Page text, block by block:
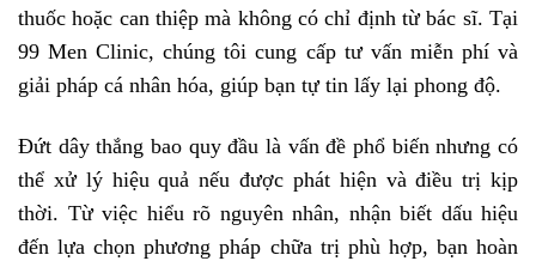
thuốc hoặc can thiệp mà không có chỉ định từ bác sĩ. Tại
99 Men Clinic, chúng tôi cung cấp tư vấn miễn phí và
giải pháp cá nhân hóa, giúp bạn tự tin lấy lại phong độ.
Đứt dây thắng bao quy đầu là vấn đề phổ biến nhưng có
thể xử lý hiệu quả nếu được phát hiện và điều trị kịp
thời. Từ việc hiểu rõ nguyên nhân, nhận biết dấu hiệu
đến lựa chọn phương pháp chữa trị phù hợp, bạn hoàn